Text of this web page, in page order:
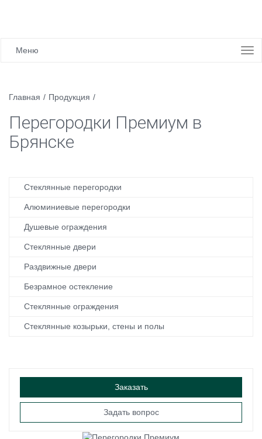
Меню
Главная / Продукция /
Перегородки Премиум в
Брянске
Стеклянные перегородки
Алюминиевые перегородки
Душевые ограждения
Стеклянные двери
Раздвижные двери
Безрамное остекление
Стеклянные ограждения
Стеклянные козырьки, стены и полы
Заказать
Задать вопрос